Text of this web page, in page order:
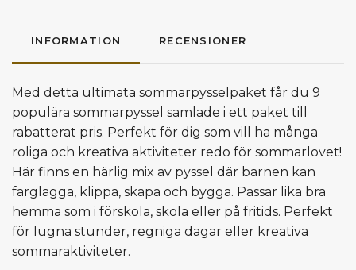
INFORMATION RECENSIONER
Med detta ultimata sommarpysselpaket får du 9
populära sommarpyssel samlade i ett paket till
rabatterat pris. Perfekt för dig som vill ha många
roliga och kreativa aktiviteter redo för sommarlovet!
Här finns en härlig mix av pyssel där barnen kan
färglägga, klippa, skapa och bygga. Passar lika bra
hemma som i förskola, skola eller på fritids. Perfekt
för lugna stunder, regniga dagar eller kreativa
sommaraktiviteter.